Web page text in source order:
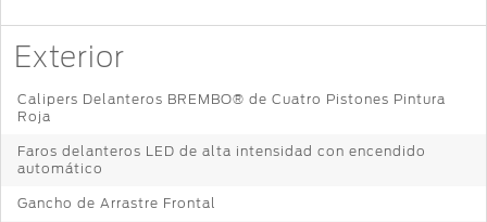
Exterior
Calipers Delanteros BREMBO® de Cuatro Pistones Pintura
Roja
Faros delanteros LED de alta intensidad con encendido
automático
Gancho de Arrastre Frontal